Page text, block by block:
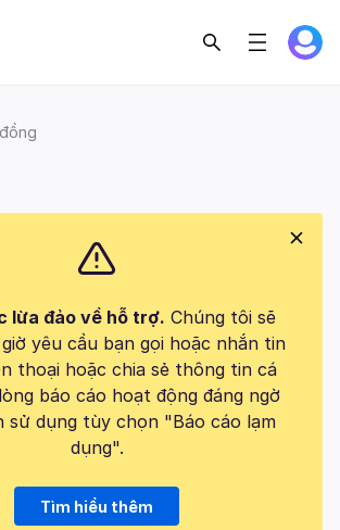
lừa đảo về hỗ trợ. Chúng tôi sẽ
yêu cầu bạn gọi hoặc nhắn tin
thoại hoặc chia sẻ thông tin cá
báo cáo hoạt động đáng ngờ
sử dụng tùy chọn "Báo cáo lạm
dụng".
Tìm hiểu thêm